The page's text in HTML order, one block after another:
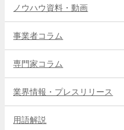
ノウハウ資料・動画
事業者コラム
専門家コラム
業界情報・プレスリリース
用語解説